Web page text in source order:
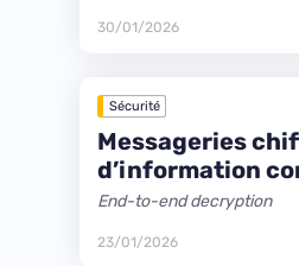
30/01/2026
Sécurité
Messageries
d’information
dérobées
End-to-end decryption
23/01/2026